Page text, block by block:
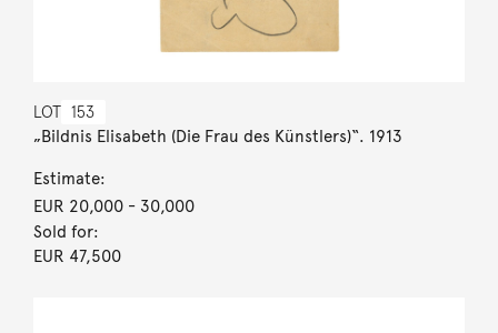
LOT 153
„Bildnis Elisabeth (Die Frau des Künstlers)“. 1913
Estimate:
EUR 20,000- 30,000
Sold for:
EUR 47,500